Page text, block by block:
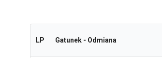
LP Gatunek - Odmiana